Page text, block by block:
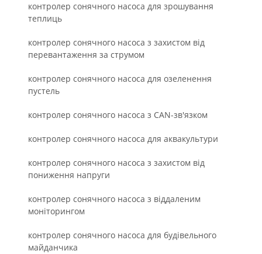
контролер сонячного насоса для зрошування
теплиць
контролер сонячного насоса з захистом від
перевантаження за струмом
контролер сонячного насоса для озеленення
пустель
контролер сонячного насоса з CAN-зв'язком
контролер сонячного насоса для аквакультури
контролер сонячного насоса з захистом від
пониження напруги
контролер сонячного насоса з віддаленим
моніторингом
контролер сонячного насоса для будівельного
майданчика